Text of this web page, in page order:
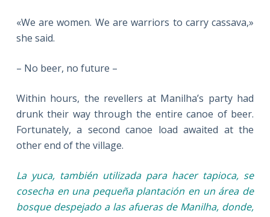
«We are women. We are warriors to carry cassava,»
she said.
– No beer, no future –
Within hours, the revellers at Manilha’s party had
drunk their way through the entire canoe of beer.
Fortunately, a second canoe load awaited at the
other end of the village.
La yuca, también utilizada para hacer tapioca, se
cosecha en una pequeña plantación en un área de
bosque despejado a las afueras de Manilha, donde,